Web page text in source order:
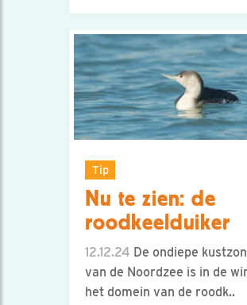
Tip
Nu te zien: de
roodkeelduiker
12.12.24 De ondiepe
van de Noordzee is in de
het domein van de roodk..